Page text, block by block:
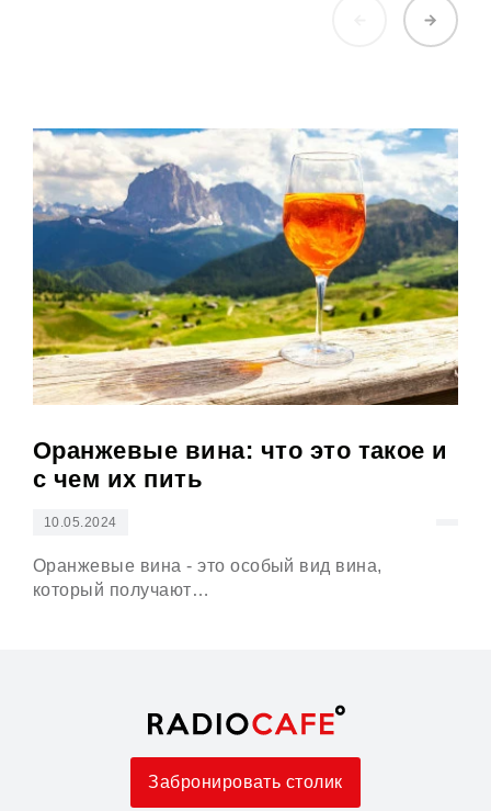
Оранжевые вина: что это такое и
с чем их пить
10.05.2024
Оранжевые вина - это особый вид вина,
который получают…
Забронировать столик